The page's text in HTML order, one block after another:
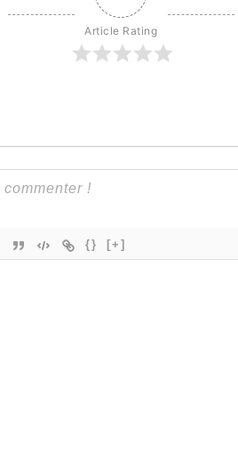
Article Rating
{} [+]